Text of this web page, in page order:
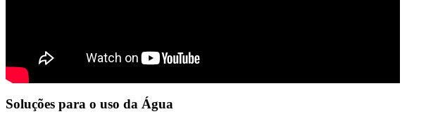
Soluções para o uso da Água